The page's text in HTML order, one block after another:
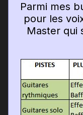
Parmi mes
pour les
Master qui